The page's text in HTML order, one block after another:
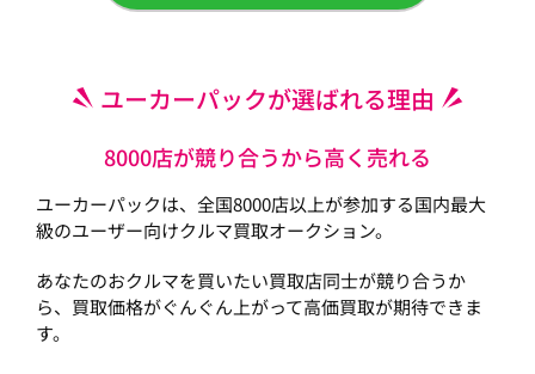
ユーカーパックが選ばれる理由
8000店が競り合うから高く売れる
ユーカーパックは、全国8000店以上が参加する国内最大
級のユーザー向けクルマ買取オークション。
あなたのおクルマを買いたい買取店同士が競り合うか
ら、買取価格がぐんぐん上がって高価買取が期待できま
す。